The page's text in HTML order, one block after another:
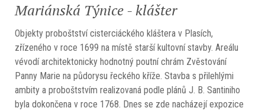
Mariánská Týnice - klášter
Objekty proboštství cisterciáckého kláštera v Plasích,
zřízeného v roce 1699 na místě starší kultovní stavby. Areálu
vévodí architektonicky hodnotný poutní chrám Zvěstování
Panny Marie na půdorysu řeckého kříže. Stavba s přilehlými
ambity a proboštstvím realizovaná podle plánů J. B. Santiniho
byla dokončena v roce 1768. Dnes se zde nacházejí expozice